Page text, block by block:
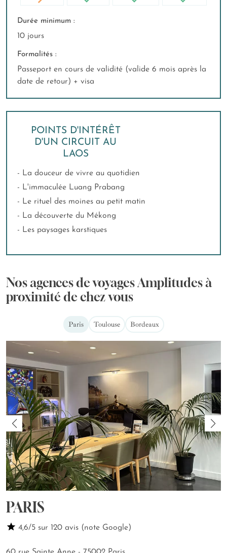
Durée minimum :
10 jours
Formalités :
Passeport en cours de validité (valide 6 mois après la
date de retour) + visa
POINTS D'INTÉRÊT
D'UN CIRCUIT AU
LAOS
- La douceur de vivre au quotidien
- L'immaculée Luang Prabang
- Le rituel des moines au petit matin
- La découverte du Mékong
- Les paysages karstiques
Nos agences de voyages Amplitudes à
proximité de chez vous
Paris Toulouse Bordeaux
PARIS
4,6/5 sur 120 avis (note Google)